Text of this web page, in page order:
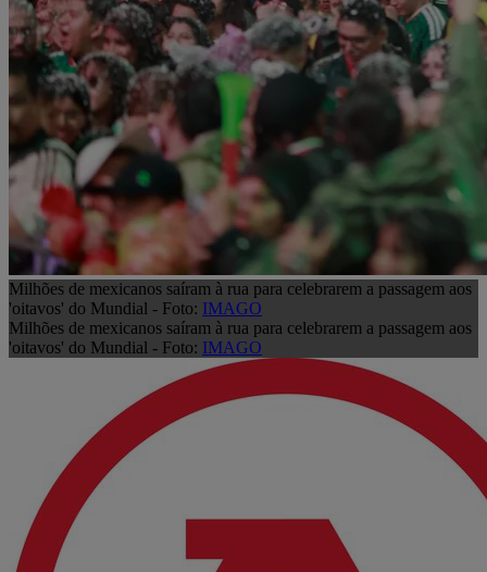
Milhões de mexicanos saíram à rua para celebrarem a passagem aos
'oitavos' do Mundial - Foto: IMAGO
Milhões de mexicanos saíram à rua para celebrarem a passagem aos
'oitavos' do Mundial - Foto: IMAGO